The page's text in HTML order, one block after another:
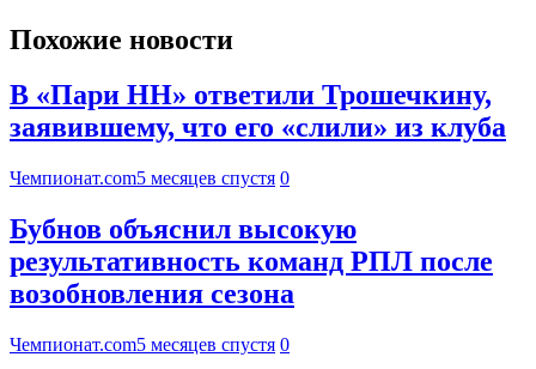
Похожие новости
В «Пари НН» ответили Трошечкину,
заявившему, что его «слили» из клуба
Чемпионат.com5 месяцев спустя 0
Бубнов объяснил высокую
результативность команд РПЛ после
возобновления сезона
Чемпионат.com5 месяцев спустя 0